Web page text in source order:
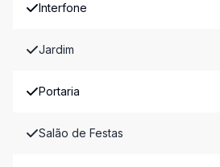
Interfone
Jardim
Portaria
Salão de Festas